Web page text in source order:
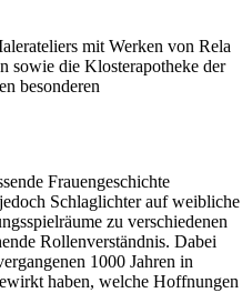
mit Werken von Rela
sowie die Klosterapotheke der
besonderen
Frauengeschichte
Schlaglichter auf weibliche
zu verschiedenen
Rollenverständnis. Dabei
1000 Jahren in
haben, welche Hoffnungen